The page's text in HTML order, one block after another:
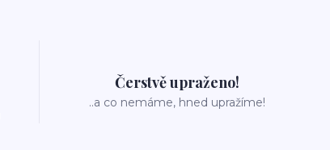
Čerstvě upraženo!
..a co nemáme, hned upražíme!